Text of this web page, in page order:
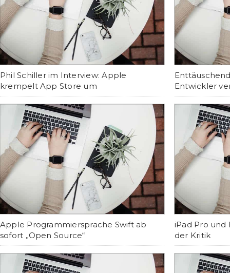
Phil Schiller im Interview: Apple
krempelt App Store um
Entwickler
Apple Programmiersprache Swift ab
sofort „Open Source“
iPad Pro und
der Kritik